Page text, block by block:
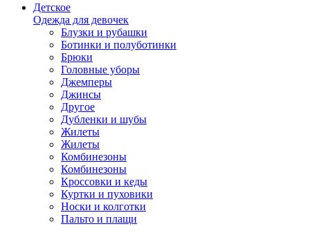
Детское
Одежда для девочек
Блузки и рубашки
Ботинки и полуботинки
Брюки
Головные уборы
Джемперы
Джинсы
Другое
Дубленки и шубы
Жилеты
Жилеты
Комбинезоны
Комбинезоны
Кроссовки и кеды
Куртки и пуховики
Носки и колготки
Пальто и плащи